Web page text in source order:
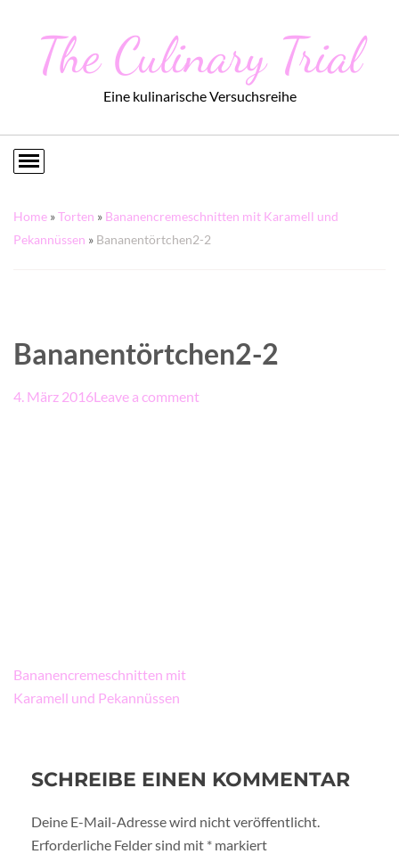
The Culinary Trial
Eine kulinarische Versuchsreihe
Home »Torten » Bananencremeschnitten mit Karamell und
Pekannüssen » Bananentörtchen2-2
Bananentörtchen2-2
4. März 2016Leave a comment
Beitragsnavigation
Bananencremeschnitten mit
Karamell und Pekannüssen
SCHREIBE EINEN KOMMENTAR
Deine E-Mail-Adresse wird nicht veröffentlicht.
Erforderliche Felder sind mit * markiert